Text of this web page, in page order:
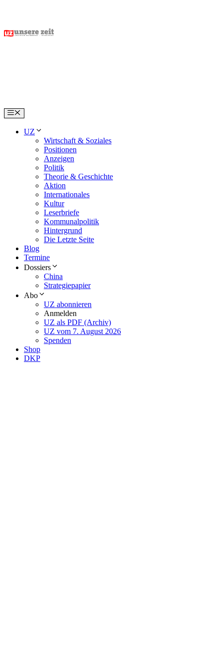
content
Menu
UZ
Wirtschaft & Soziales
Positionen
Anzeigen
Politik
Theorie & Geschichte
Aktion
Internationales
Kultur
Leserbriefe
Kommunalpolitik
Hintergrund
Die Letzte Seite
Blog
Termine
Dossiers
China
Strategiepapier
Abo
UZ abonnieren
Anmelden
UZ als PDF (Archiv)
UZ vom 7. August 2026
Spenden
Shop
DKP